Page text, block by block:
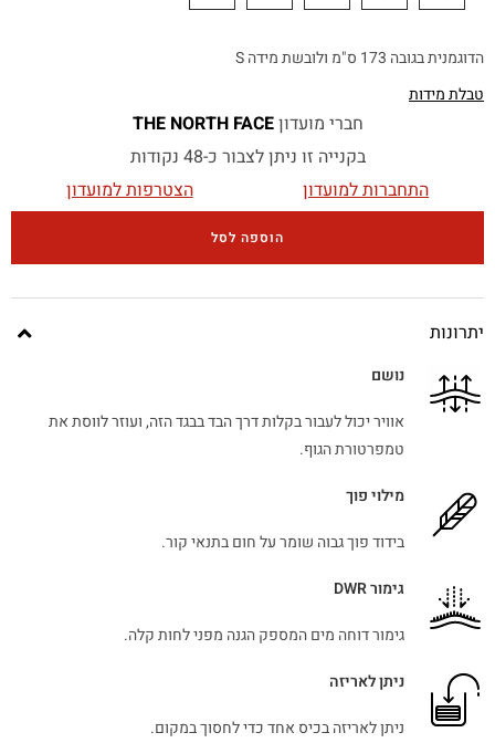
הדוגמנית בגובה 173 ס"מ ולובשת מידה S
טבלת מידות
חברי מועדוןTHE NORTH FACE
בקנייה זו ניתן לצבור כ-48 נקודות
התחברות למועדון
הצטרפות למועדון
הוספה לסל
יתרונות
נושם
אוויר יכול לעבור בקלות דרך הבד בבגד הזה, ועוזר לווסת את
טמפרטורת הגוף.
מילוי פוך
בידוד פוך גבוה שומר על חום בתנאי קור.
גימור DWR
גימור דוחה מים המספק הגנה מפני לחות קלה.
ניתן לאריזה
ניתן לאריזה בכיס אחד כדי לחסוך במקום.